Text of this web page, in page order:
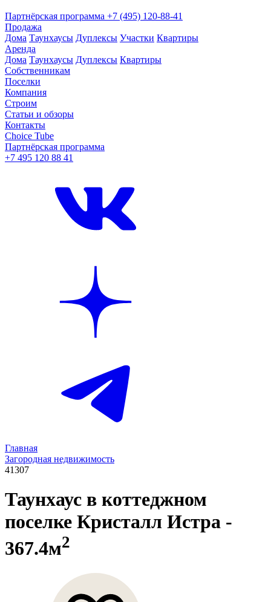
Партнёрская программа +7 (495) 120-88-41
Продажа
Дома Таунхаусы Дуплексы Участки Квартиры
Аренда
Дома Таунхаусы Дуплексы Квартиры
Собственникам
Поселки
Компания
Строим
Статьи и обзоры
Контакты
Choice Tube
Партнёрская программа
+7 495 120 88 41
Главная
Загородная недвижимость
41307
Таунхаус в коттеджном
поселке Кристалл Истра -
367.4м2